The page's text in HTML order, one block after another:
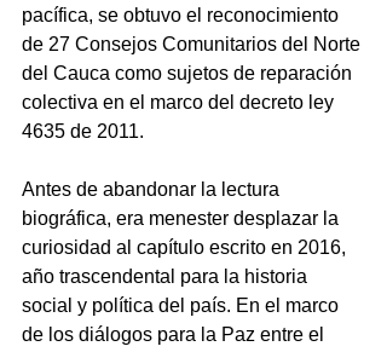
pacífica, se obtuvo el reconocimiento
de 27 Consejos Comunitarios del Norte
del Cauca como sujetos de reparación
colectiva en el marco del decreto ley
4635 de 2011.
Antes de abandonar la lectura
biográfica, era menester desplazar la
curiosidad al capítulo escrito en 2016,
año trascendental para la historia
social y política del país. En el marco
de los diálogos para la Paz entre el